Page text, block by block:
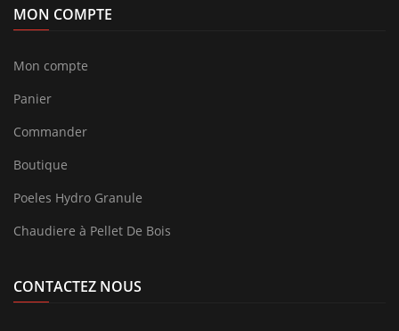
MON COMPTE
Mon compte
Panier
Commander
Boutique
Poeles Hydro Granule
Chaudiere à Pellet De Bois
CONTACTEZ NOUS